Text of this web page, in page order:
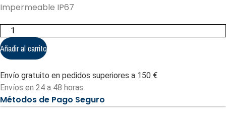
Impermeable IP67
Cámara
IP
8Mpx
PRO
Progressive
CMOS
(XS-
IPB830ZCA-
8P)
Añadir al carrito
Envío gratuito en pedidos superiores a 150 €
Envíos en 24 a 48 horas.
Métodos de Pago Seguro